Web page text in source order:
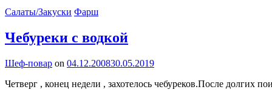
Categories
Салаты/Закуски Фарш
Чебуреки с водкой
By
Шеф-повар on 04.12.200830.05.2019
Четверг , конец недели , захотелось чебуреков.После долгих